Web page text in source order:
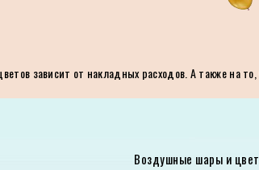
зависит от накладных расходов. А также на
Воздушные шары и